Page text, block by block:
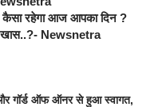
रहेगा आज आपका दिन ?
खास..?- Newsnetra
गॉर्ड ऑफ ऑनर से हुआ स्वागत,